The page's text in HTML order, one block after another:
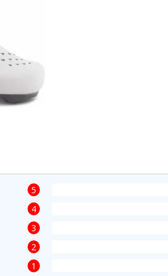
5
4
3
2
1